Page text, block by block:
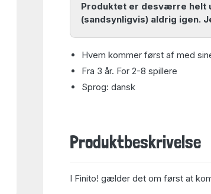
Produktet er desværre helt
(sandsynligvis) aldrig igen.
Hvem kommer først af med
Fra 3 år. For 2-8 spillere
Sprog: dansk
Produktbeskrivelse
I Finito! gælder det om først at